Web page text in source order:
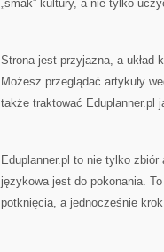
„smak” kultury, a nie tylko
Strona jest przyjazna, a układ
Możesz przeglądać artykuły
także traktować Eduplanner.pl
Eduplanner.pl to nie tylko zbiór
językowa jest do pokonania.
potknięcia, a jednocześnie